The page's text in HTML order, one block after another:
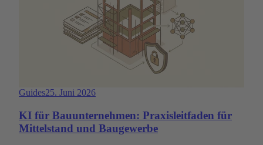
Guides25. Juni 2026
KI für Bauunternehmen: Praxisleitfaden für
Mittelstand und Baugewerbe